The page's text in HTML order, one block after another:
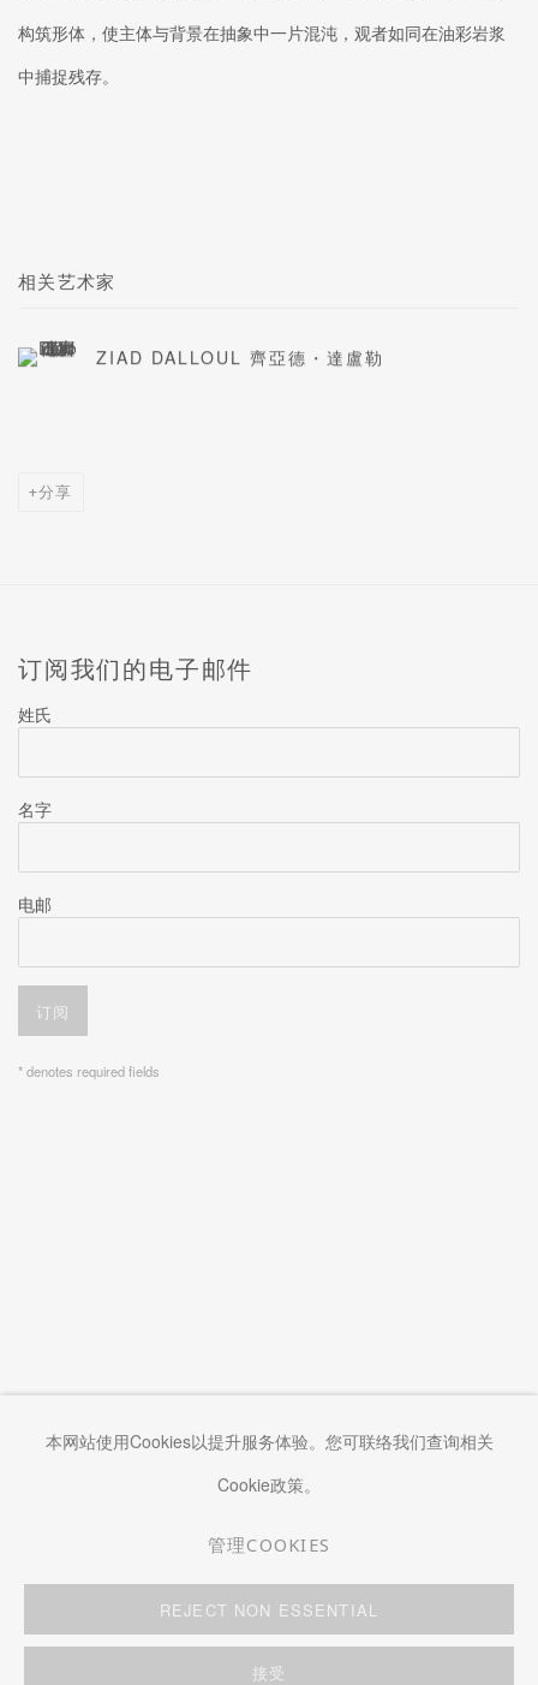
构筑形体，使主体与背景在抽象中一片混沌，观者如同在油彩岩浆
中捕捉残存。
相关艺术家
ZIAD DALLOUL 齊亞德・達盧勒
分享
订阅我们的电子邮件
姓氏
名字
电邮
订阅
* denotes required fields
COPYRIGHT © 2026 KWAI FUNG HIN 网页支持 ARTLOGIC
本网站使用Cookies以提升服务体验。您可联络我们查询相关
Cookie政策。
管理COOKIES
REJECT NON ESSENTIAL
接受